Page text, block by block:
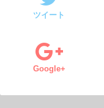
ツイート
Google+